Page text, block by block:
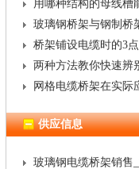
用哪种结构的母线槽
玻璃钢桥架与钢制桥
桥架铺设电缆时的3
两种方法教你快速辨
网格电缆桥架在实际
供应信息
玻璃钢电缆桥架销售